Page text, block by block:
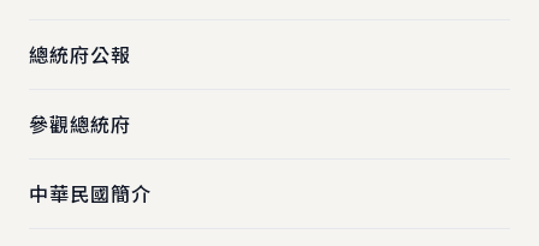
總統府公報
參觀總統府
中華民國簡介